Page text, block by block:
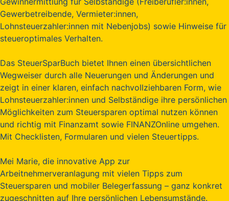
Gewerbetreibende, Vermieter:innen,
Lohnsteuerzahler:innen mit Nebenjobs) sowie Hinweise für
steueroptimales Verhalten.
Das SteuerSparBuch bietet Ihnen einen übersichtlichen
Wegweiser durch alle Neuerungen und Änderungen und
zeigt in einer klaren, einfach nachvollziehbaren Form, wie
Lohnsteuerzahler:innen und Selbständige ihre persönlichen
Möglichkeiten zum Steuersparen optimal nutzen können
und richtig mit Finanzamt sowie FINANZOnline umgehen.
Mit Checklisten, Formularen und vielen Steuertipps.
Mei Marie, die innovative App zur
Arbeitnehmerveranlagung mit vielen Tipps zum
Steuersparen und mobiler Belegerfassung – ganz konkret
zugeschnitten auf Ihre persönlichen Lebensumstände.